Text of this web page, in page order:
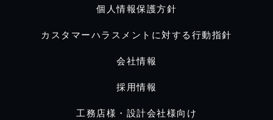
個人情報保護方針
カスタマーハラスメントに対する行動指針
会社情報
採用情報
工務店様・設計会社様向け